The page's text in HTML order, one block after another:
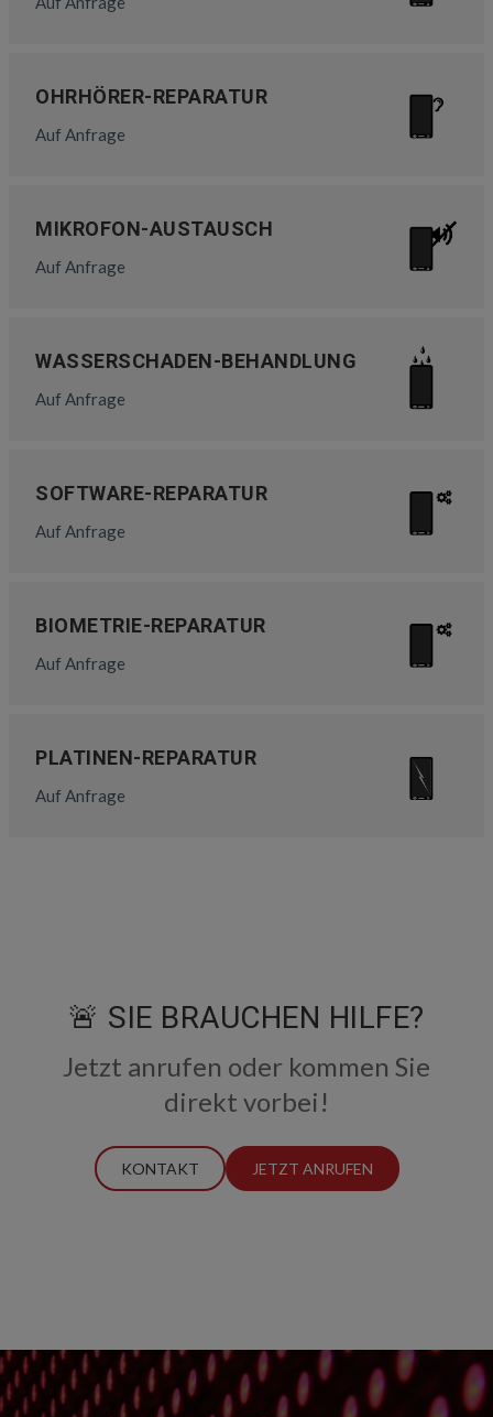
OHRHÖRER-REPARATUR
Auf Anfrage
MIKROFON-AUSTAUSCH
Auf Anfrage
WASSERSCHADEN-BEHANDLUNG
Auf Anfrage
SOFTWARE-REPARATUR
Auf Anfrage
BIOMETRIE-REPARATUR
Auf Anfrage
PLATINEN-REPARATUR
Auf Anfrage
🚨 SIE BRAUCHEN HILFE?
Jetzt anrufen oder kommen Sie
direkt vorbei!
KONTAKT JETZT ANRUFEN